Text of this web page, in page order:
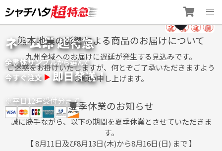
to
content
ネーム印 超特急
全書体サンプルから選んで
今すぐ注文 即日発送！
※平日12時受付分まで
熊本地震の影響による商品のお届けについて
九州全域へのお届けに遅延が発生する見込みです。
ご迷惑をお掛けいたしますが、何とぞご了承いただきますよう
お願い申し上げます。
夏季休業のお知らせ
誠に勝手ながら、以下の期間を夏季休業とさせていただきま
す。
【 8月11日及び8月13日(木)から8月16日(日) まで 】